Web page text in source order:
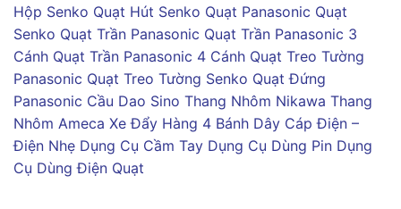
Hộp Senko Quạt Hút Senko Quạt Panasonic Quạt
Senko Quạt Trần Panasonic Quạt Trần Panasonic 3
Cánh Quạt Trần Panasonic 4 Cánh Quạt Treo Tường
Panasonic Quạt Treo Tường Senko Quạt Đứng
Panasonic Cầu Dao Sino Thang Nhôm Nikawa Thang
Nhôm Ameca Xe Đẩy Hàng 4 Bánh Dây Cáp Điện –
Điện Nhẹ Dụng Cụ Cầm Tay Dụng Cụ Dùng Pin Dụng
Cụ Dùng Điện Quạt